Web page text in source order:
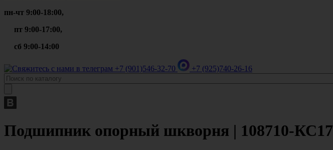
пн-чт 9:00-18:00,
пт 9:00-17:00,
сб 9:00-14:00
+7 (901)546-32-70 +7 (925)740-26-16
Подшипник опорный шкворня | 108710-КС17